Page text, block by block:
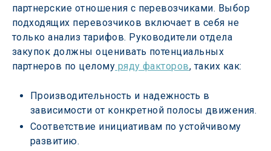
партнерские отношения с перевозчиками. Выбор
подходящих перевозчиков включает в себя не
только анализ тарифов. Руководители отдела
закупок должны оценивать потенциальных
партнеров по целому ряду факторов, таких как:
Производительность и надежность в
зависимости от конкретной полосы движения.
Соответствие инициативам по устойчивому
развитию.